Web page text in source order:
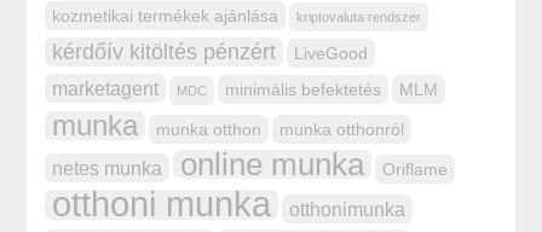
kozmetikai termékek ajánlása
kriptovaluta rendszer
kérdőív kitöltés pénzért LiveGood
marketagent MDC minimális befektetés MLM
munka munka otthon munka otthonról
netes munka online munka Oriflame
otthoni munka otthonimunka